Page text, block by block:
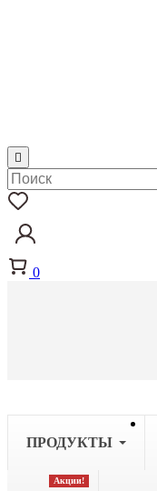

0
ПРОДУКТЫ
Акции!